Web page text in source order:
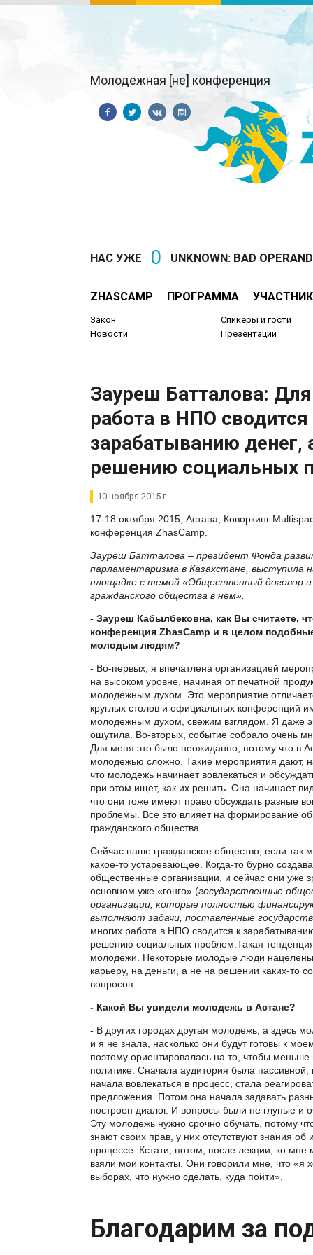
Молодежная [не] конференция
НАС УЖЕ 0 UNKNOWN: BAD
ZHASCAMP ПРОГРАММА
Закон
Новости
Спикеры и гости
Презентации
Зауреш Батталова:
работа в НПО сводится
зарабатыванию денег,
решению социальных
10 ноября 2015 г.
17-18 октября 2015, Астана, Коворкинг
конференция ZhasCamp.
Зауреш Батталова – президент Фонда
парламентаризма в Казахстане, выступила
площадке с темой «Общественный договор и
гражданского общества в нем».
- Зауреш Кабылбековна, как Вы считаете,
конференция ZhasCamp и в целом
молодым людям?
- Во-первых, я впечатлена организацией
на высоком уровне, начиная от печатной
молодежным духом. Это мероприятие
круглых столов и официальных конференций
молодежным духом, свежим взглядом. Я даже
ощутила. Во-вторых, событие собрало очень
Для меня это было неожиданно, потому что в
молодежью сложно. Такие мероприятия дают,
что молодежь начинает вовлекаться и
при этом ищет, как их решить. Она начинает
что они тоже имеют право обсуждать разные
проблемы. Все это влияет на формирование
гражданского общества.
Сейчас наше гражданское общество, если так
какое-то устаревающее. Когда-то бурно
общественные организации, и сейчас они уже
основном уже «гонго» (государственные
организации, которые полностью
выполняют задачи, поставленные
многих работа в НПО сводится к
решению социальных проблем.Такая
молодежи. Некоторые молодые люди
карьеру, на деньги, а не на решении каких-то
вопросов.
- Какой Вы увидели молодежь в Астане?
- В других городах другая молодежь, а здесь
и я не знала, насколько они будут готовы к
поэтому ориентировалась на то, чтобы меньше
политике. Сначала аудитория была пассивной,
начала вовлекаться в процесс, стала
предложения. Потом она начала задавать
построен диалог. И вопросы были не глупые и
Эту молодежь нужно срочно обучать, потому
знают своих прав, у них отсутствуют знания об
процессе. Кстати, потом, после лекции, ко
взяли мои контакты. Они говорили мне, что «я
выборах, что нужно сделать, куда пойти».
Благодарим за